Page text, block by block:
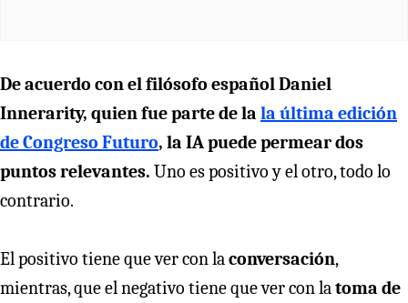
De acuerdo con el filósofo español Daniel
Innerarity, quien fue parte de la la última edición
de Congreso Futuro, la IA puede permear dos
puntos relevantes. Uno es positivo y el otro, todo lo
contrario.
El positivo tiene que ver con laconversación,
mientras, que el negativo tiene que ver con latoma de